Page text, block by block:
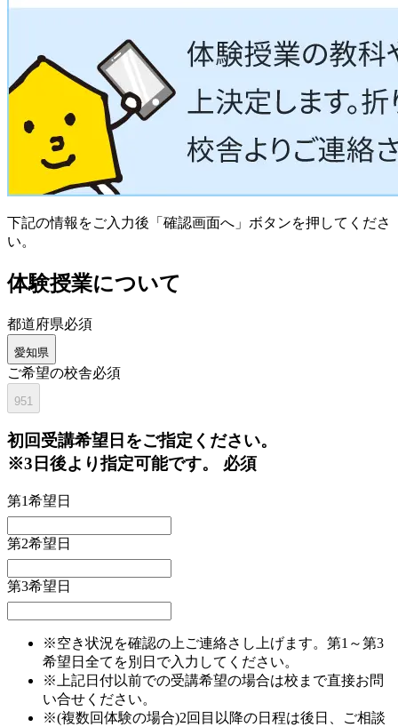
下記の情報をご入力後「確認画面へ」ボタンを押してくださ
い。
体験授業について
都道府県必須
愛知県
ご希望の校舎必須
951
初回受講希望日をご指定ください。
※3日後より指定可能です。 必須
第1希望日
第2希望日
第3希望日
※空き状況を確認の上ご連絡さし上げます。第1～第3
希望日全てを別日で入力してください。
※上記日付以前での受講希望の場合は校まで直接お問
い合せください。
※(複数回体験の場合)2回目以降の日程は後日、ご相談